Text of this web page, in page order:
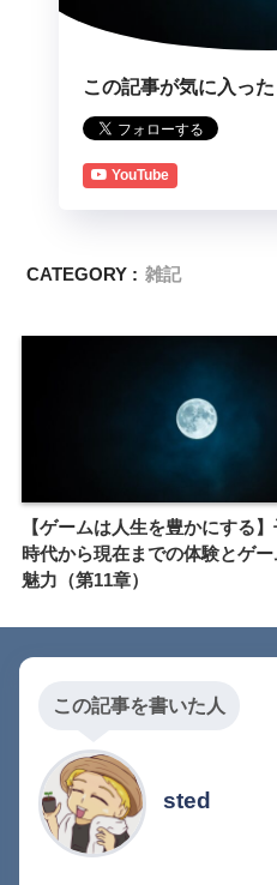
この記事が気に入っ
YouTube
CATEGORY : 雑記
【ゲームは人生を豊かにする
時代から現在までの体験とゲ
魅力（第11章）
この記事を書いた人
sted